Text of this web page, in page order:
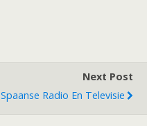
Next Post
Spaanse Radio En Televisie